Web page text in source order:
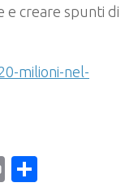
e creare spunti di
milioni-nel-
Print